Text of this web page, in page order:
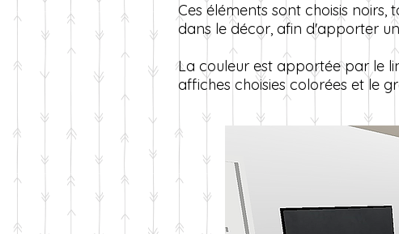
Ces éléments sont choisis
dans le décor, afin d'apporter
La couleur est apportée par le
affiches choisies colorées et le